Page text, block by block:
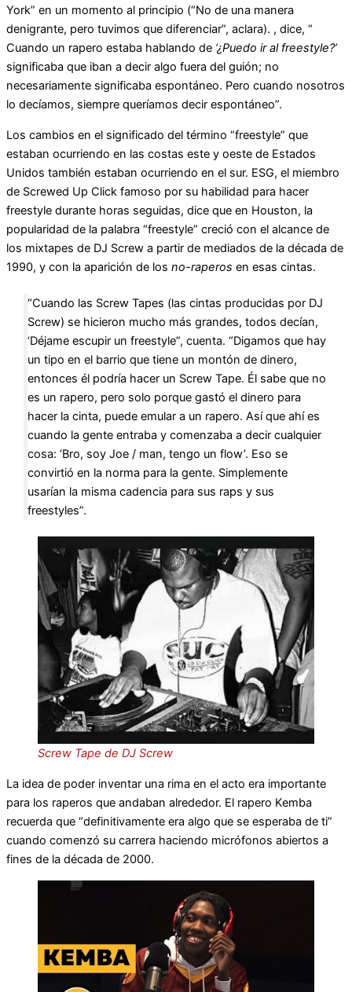
York” en un momento al principio (“No de una manera
denigrante, pero tuvimos que diferenciar”, aclara). , dice, “
Cuando un rapero estaba hablando de ‘¿Puedo ir al freestyle?’
significaba que iban a decir algo fuera del guión; no
necesariamente significaba espontáneo. Pero cuando nosotros
lo decíamos, siempre queríamos decir espontáneo”.
Los cambios en el significado del término “freestyle” que
estaban ocurriendo en las costas este y oeste de Estados
Unidos también estaban ocurriendo en el sur. ESG, el miembro
de Screwed Up Click famoso por su habilidad para hacer
freestyle durante horas seguidas, dice que en Houston, la
popularidad de la palabra “freestyle” creció con el alcance de
los mixtapes de DJ Screw a partir de mediados de la década de
1990, y con la aparición de los no-raperos en esas cintas.
“Cuando las Screw Tapes (las cintas producidas por DJ
Screw) se hicieron mucho más grandes, todos decían,
‘Déjame escupir un freestyle”, cuenta. “Digamos que hay
un tipo en el barrio que tiene un montón de dinero,
entonces él podría hacer un Screw Tape. Él sabe que no
es un rapero, pero solo porque gastó el dinero para
hacer la cinta, puede emular a un rapero. Así que ahí es
cuando la gente entraba y comenzaba a decir cualquier
cosa: ‘Bro, soy Joe / man, tengo un flow’. Eso se
convirtió en la norma para la gente. Simplemente
usarían la misma cadencia para sus raps y sus
freestyles”.
Screw Tape de DJ Screw
La idea de poder inventar una rima en el acto era importante
para los raperos que andaban alrededor. El rapero Kemba
recuerda que “definitivamente era algo que se esperaba de ti”
cuando comenzó su carrera haciendo micrófonos abiertos a
fines de la década de 2000.